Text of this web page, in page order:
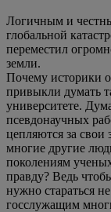
Логичным и
глобальной
переместил
земли.
Почему историки
привыкли думать
университете.
псевдонаучных
цепляются за свои
многие другие
поколениям
правду? Ведь
нужно стараться
госслужащим